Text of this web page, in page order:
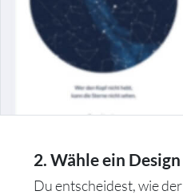
2. Wähle ein Design
Du entscheidest, wie der